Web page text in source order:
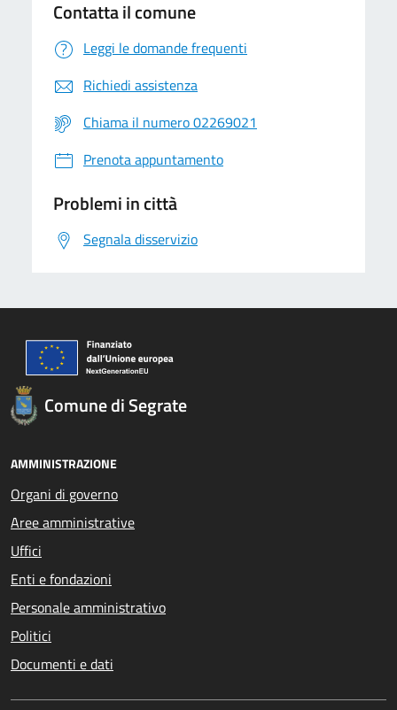
Contatta il comune
Leggi le domande frequenti
Richiedi assistenza
Chiama il numero 02269021
Prenota appuntamento
Problemi in città
Segnala disservizio
Comune di Segrate
AMMINISTRAZIONE
Organi di governo
Aree amministrative
Uffici
Enti e fondazioni
Personale amministrativo
Politici
Documenti e dati